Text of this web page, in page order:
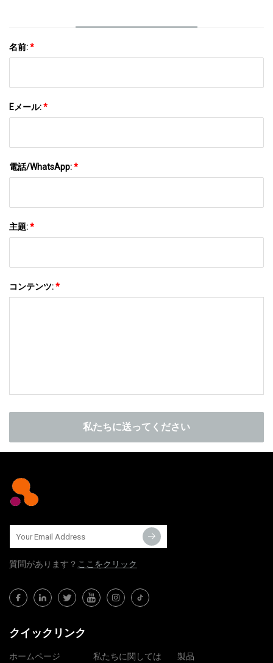
名前:*
Eメール:*
電話/WhatsApp:*
主題:*
コンテンツ:*
私たちに送ってください
質問​​があります？ ここをクリック
クイックリンク
ホームページ 私たちに関しては 製品